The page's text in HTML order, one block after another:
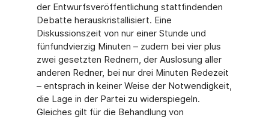
der Entwurfsveröffentlichung stattfindenden
Debatte herauskristallisiert. Eine
Diskussionszeit von nur einer Stunde und
fünfundvierzig Minuten – zudem bei vier plus
zwei gesetzten Rednern, der Auslosung aller
anderen Redner, bei nur drei Minuten Redezeit
– entsprach in keiner Weise der Notwendigkeit,
die Lage in der Partei zu widerspiegeln.
Gleiches gilt für die Behandlung von